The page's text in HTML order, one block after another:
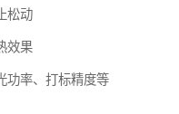
松动
效果
功率、打标精度等